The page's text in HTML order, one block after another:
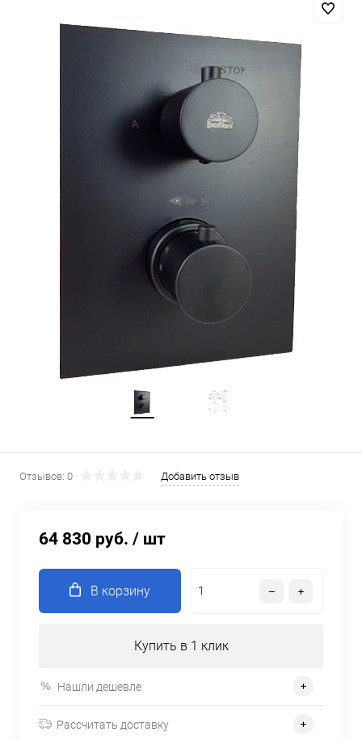
Отзывов: 0 Добавить отзыв
64 830 руб. / шт
В корзину
Купить в 1 клик
Нашли дешевле
Рассчитать доставку